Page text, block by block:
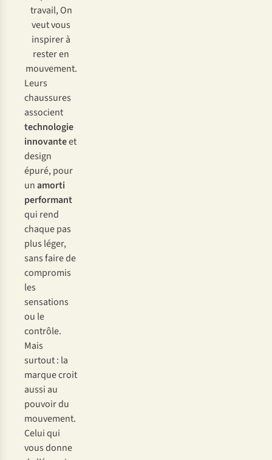
travail, On
veut vous
inspirer à
rester en
mouvement.
Leurs
chaussures
associent
technologie
innovanteet
design
épuré, pour
unamorti
performant
qui rend
chaque pas
plus léger,
sans faire de
compromis
les
sensations
ou le
contrôle.
Mais
surtout : la
marque croit
aussi au
pouvoir du
mouvement.
Celui qui
vous donne